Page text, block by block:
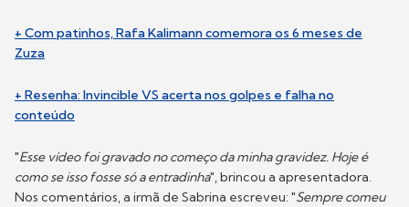
+ Com patinhos, Rafa Kalimann comemora os 6 meses de
Zuza
+ Resenha: Invincible VS acerta nos golpes e falha no
conteúdo
"Esse vídeo foi gravado no começo da minha gravidez. Hoje é
como se isso fosse só a entradinha", brincou a apresentadora.
Nos comentários, a irmã de Sabrina escreveu: "Sempre comeu